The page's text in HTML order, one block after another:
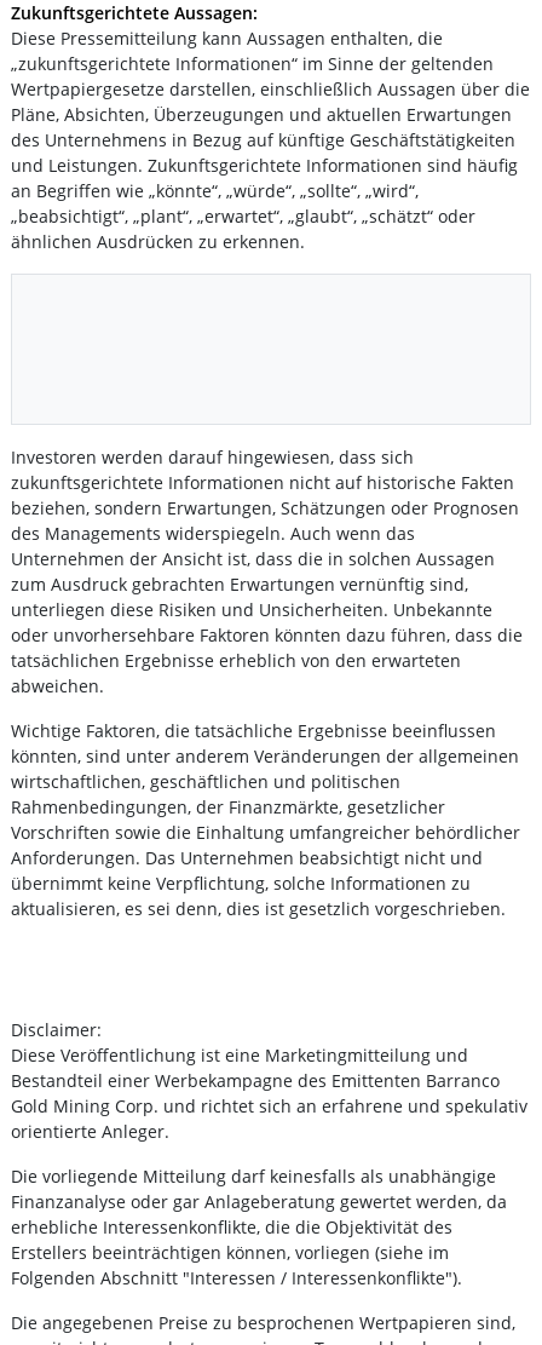
Zukunftsgerichtete Aussagen:
Diese Pressemitteilung kann Aussagen enthalten, die
„zukunftsgerichtete Informationen“ im Sinne der geltenden
Wertpapiergesetze darstellen, einschließlich Aussagen über die
Pläne, Absichten, Überzeugungen und aktuellen Erwartungen
des Unternehmens in Bezug auf künftige Geschäftstätigkeiten
und Leistungen. Zukunftsgerichtete Informationen sind häufig
an Begriffen wie „könnte“, „würde“, „sollte“, „wird“,
„beabsichtigt“, „plant“, „erwartet“, „glaubt“, „schätzt“ oder
ähnlichen Ausdrücken zu erkennen.
Investoren werden darauf hingewiesen, dass sich
zukunftsgerichtete Informationen nicht auf historische Fakten
beziehen, sondern Erwartungen, Schätzungen oder Prognosen
des Managements widerspiegeln. Auch wenn das
Unternehmen der Ansicht ist, dass die in solchen Aussagen
zum Ausdruck gebrachten Erwartungen vernünftig sind,
unterliegen diese Risiken und Unsicherheiten. Unbekannte
oder unvorhersehbare Faktoren könnten dazu führen, dass die
tatsächlichen Ergebnisse erheblich von den erwarteten
abweichen.
Wichtige Faktoren, die tatsächliche Ergebnisse beeinflussen
könnten, sind unter anderem Veränderungen der allgemeinen
wirtschaftlichen, geschäftlichen und politischen
Rahmenbedingungen, der Finanzmärkte, gesetzlicher
Vorschriften sowie die Einhaltung umfangreicher behördlicher
Anforderungen. Das Unternehmen beabsichtigt nicht und
übernimmt keine Verpflichtung, solche Informationen zu
aktualisieren, es sei denn, dies ist gesetzlich vorgeschrieben.
Disclaimer:
Diese Veröffentlichung ist eine Marketingmitteilung und
Bestandteil einer Werbekampagne des Emittenten Barranco
Gold Mining Corp. und richtet sich an erfahrene und spekulativ
orientierte Anleger.
Die vorliegende Mitteilung darf keinesfalls als unabhängige
Finanzanalyse oder gar Anlageberatung gewertet werden, da
erhebliche Interessenkonflikte, die die Objektivität des
Erstellers beeinträchtigen können, vorliegen (siehe im
Folgenden Abschnitt "Interessen / Interessenkonflikte").
Die angegebenen Preise zu besprochenen Wertpapieren sind,